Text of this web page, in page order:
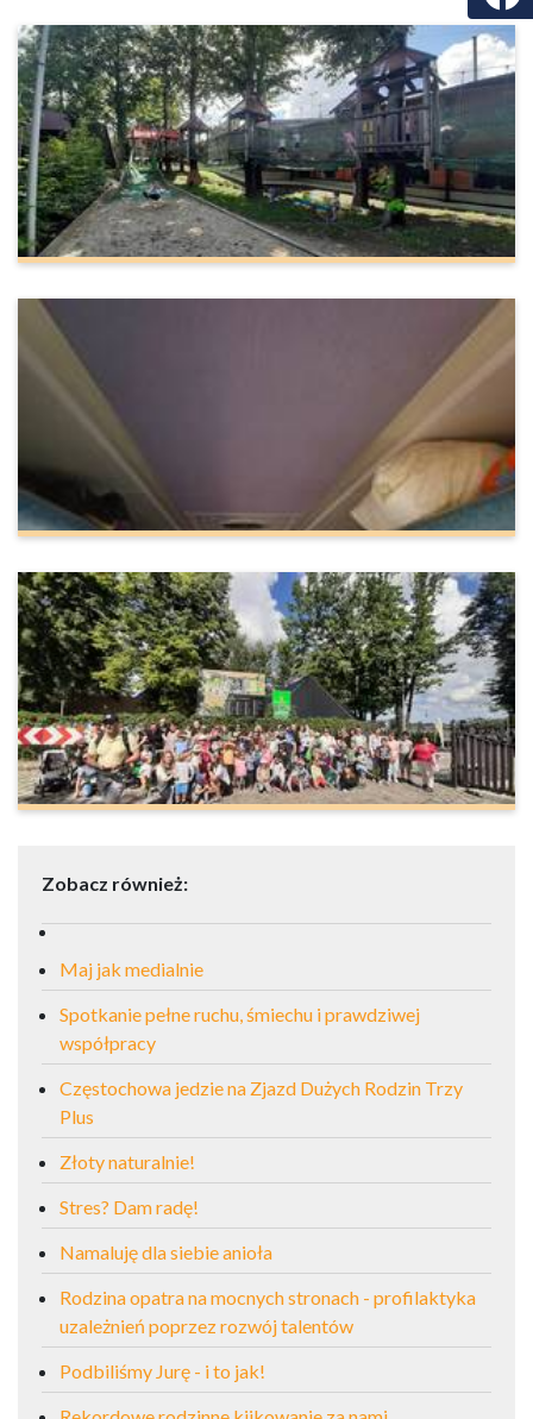
Zobacz również:
Maj jak medialnie
Spotkanie pełne ruchu, śmiechu i prawdziwej
współpracy
Częstochowa jedzie na Zjazd Dużych Rodzin Trzy
Plus
Złoty naturalnie!
Stres? Dam radę!
Namaluję dla siebie anioła
Rodzina opatra na mocnych stronach - profilaktyka
uzależnień poprzez rozwój talentów
Podbiliśmy Jurę - i to jak!